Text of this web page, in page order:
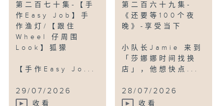
第二百七十集-【手
作Easy Job】手
作渔灯/【跟住
Wheel 仔周围
Look】狐獴
【手作Easy Jo...
29/07/2026
收看
第二百六十九集-
《还要等100个夜
晚》-享受当下
小队长Jamie 来到
「莎娜娜时间找换
店」，他想快点...
28/07/2026
收看